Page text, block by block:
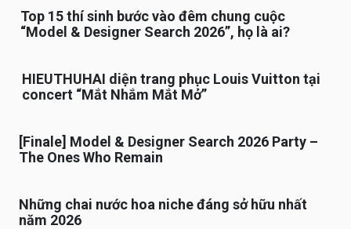
Top 15 thí sinh bước vào đêm chung cuộc
“Model & Designer Search 2026”, họ là ai?
HIEUTHUHAI diện trang phục Louis Vuitton tại
concert “Mắt Nhắm Mắt Mở”
[Finale] Model & Designer Search 2026 Party –
The Ones Who Remain
Những chai nước hoa niche đáng sở hữu nhất
năm 2026